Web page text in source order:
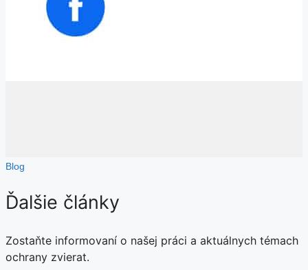
Blog
Ďalšie články
Zostaňte informovaní o našej práci a aktuálnych témach
ochrany zvierat.